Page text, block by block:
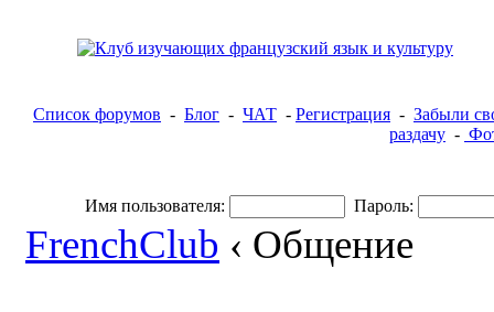
Список форумов - Блог - ЧАТ - Регистрация - Забыли
раздачу -
Имя пользователя: Пароль:
FrenchClub ‹ Общение